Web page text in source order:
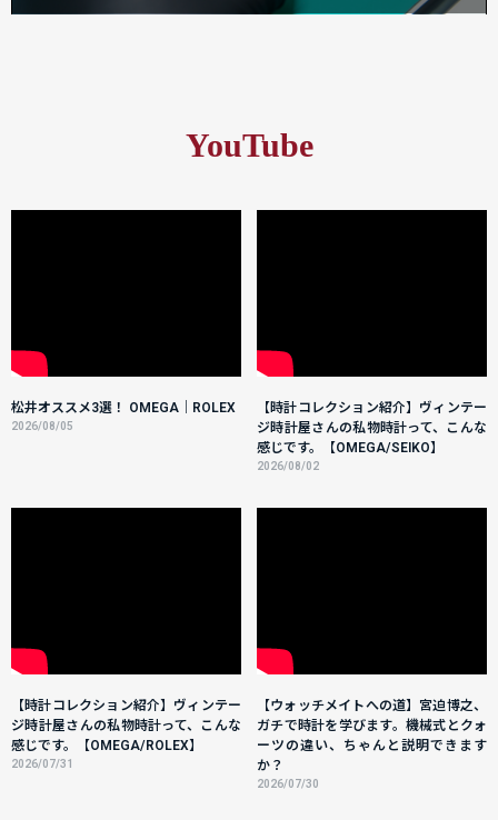
YouTube
松井オススメ3選！ OMEGA｜ROLEX
2026/08/05
【時計コレクション紹介】ヴィンテー
ジ時計屋さんの私物時計って、こんな
感じです。【OMEGA/SEIKO】
2026/08/02
【時計コレクション紹介】ヴィンテー
ジ時計屋さんの私物時計って、こんな
感じです。【OMEGA/ROLEX】
2026/07/31
【ウォッチメイトへの道】宮迫博之、
ガチで時計を学びます。機械式とクォ
ーツの違い、ちゃんと説明できます
か？
2026/07/30